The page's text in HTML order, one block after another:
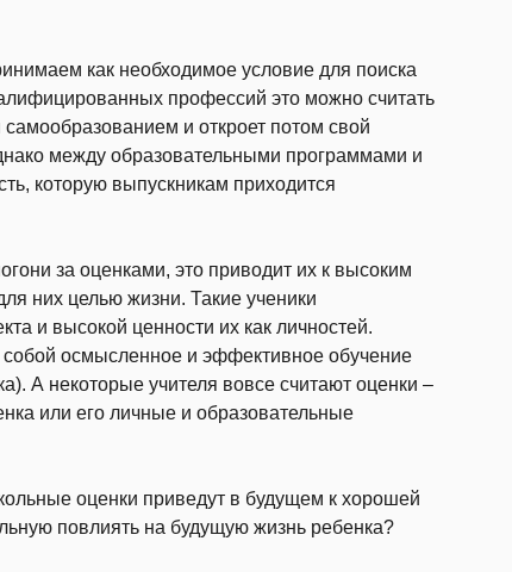
как необходимое условие для поиска
профессий это можно считать
и откроет потом свой
между образовательными программами и
которую выпускникам приходится
за оценками, это приводит их к высоким
них целью жизни. Такие ученики
и высокой ценности их как личностей.
собой осмысленное и эффективное обучение
А некоторые учителя вовсе считают оценки –
или его личные и образовательные
оценки приведут в будущем к хорошей
повлиять на будущую жизнь ребенка?